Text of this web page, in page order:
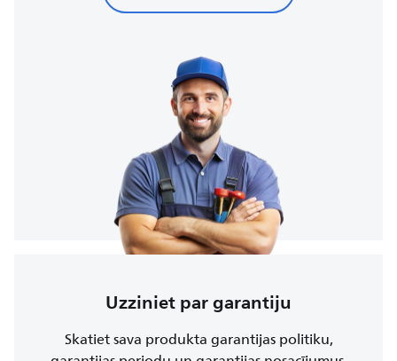
Uzziniet par garantiju
Skatiet sava produkta garantijas politiku,